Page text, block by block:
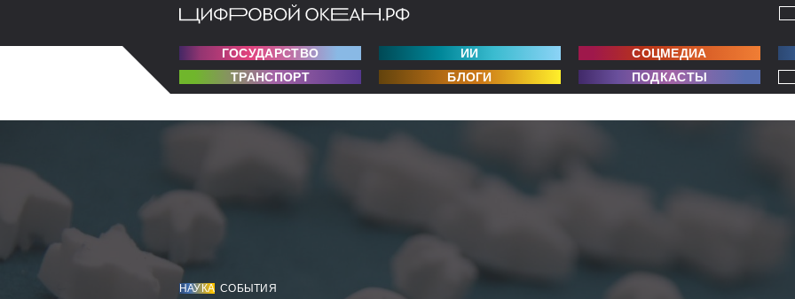
ГОСУДАРСТВО ИИ
СОЦМЕДИА
ТРАНСПОРТ
БЛОГИ ПОДКАСТЫ
НАУКА СОБЫТИЯ